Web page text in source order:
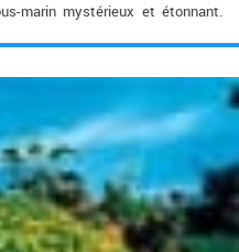
marin mystérieux et étonnant.